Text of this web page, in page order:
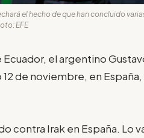
el hecho de que han concluido
EFE
el argentino
de noviembre, en
contra Irak en España. Lo